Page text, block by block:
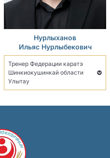
Нурлыханов
Ильяс Нурлыбекович
Тренер Федерации каратэ
Шинкиокушинкай области
Улытау